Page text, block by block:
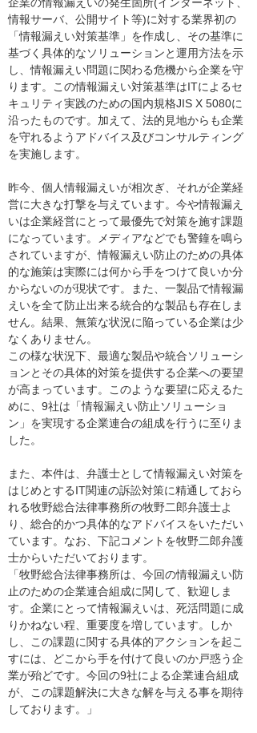
情報サーバ、公開サイト等)に対する業界初の
「情報漏えい対策基準」を作成し、その基準に
基づく具体的なソリューションと運用方法を示
し、情報漏えい問題に関わる危機から企業を守
ります。この情報漏えい対策基準はITによるセ
キュリティ実践のための国内規格JIS X 5080に
沿ったものです。加えて、法的見地からも企業
を守れるようアドバイス及びコンサルティング
を実施します。
昨今、個人情報漏えいが相次ぎ、それが企業経
営に大きな打撃を与えています。今や情報漏え
いは企業経営にとって最優先で対策を施す課題
になっています。メディアなどでも警鐘を鳴ら
されていますが、情報漏えい防止のための具体
的な施策は実際には何から手をつけて良いか分
からないのが現状です。また、一製品で情報漏
えいを全て防止出来る統合的な製品も存在しま
せん。結果、無策な状況に陥っている企業は少
なくありません。
この様な状況下、最適な製品や統合ソリューシ
ョンとその具体的対策を提供する企業への要望
が高まっています。このような要望に応えるた
めに、9社は「情報漏えい防止ソリューショ
ン」を実現する企業連合の組成を行うに至りま
した。
また、本件は、弁護士として情報漏えい対策を
はじめとするIT関連の訴訟対策に精通しておら
れる牧野総合法律事務所の牧野二郎弁護士よ
り、総合的かつ具体的なアドバイスをいただい
ています。なお、下記コメントを牧野二郎弁護
士からいただいております。
「牧野総合法律事務所は、今回の情報漏えい防
止のための企業連合組成に関して、歓迎しま
す。企業にとって情報漏えいは、死活問題に成
りかねない程、重要度を増しています。しか
し、この課題に関する具体的アクションを起こ
すには、どこから手を付けて良いのか戸惑う企
業が殆どです。今回の9社による企業連合組成
が、この課題解決に大きな解を与える事を期待
しております。」